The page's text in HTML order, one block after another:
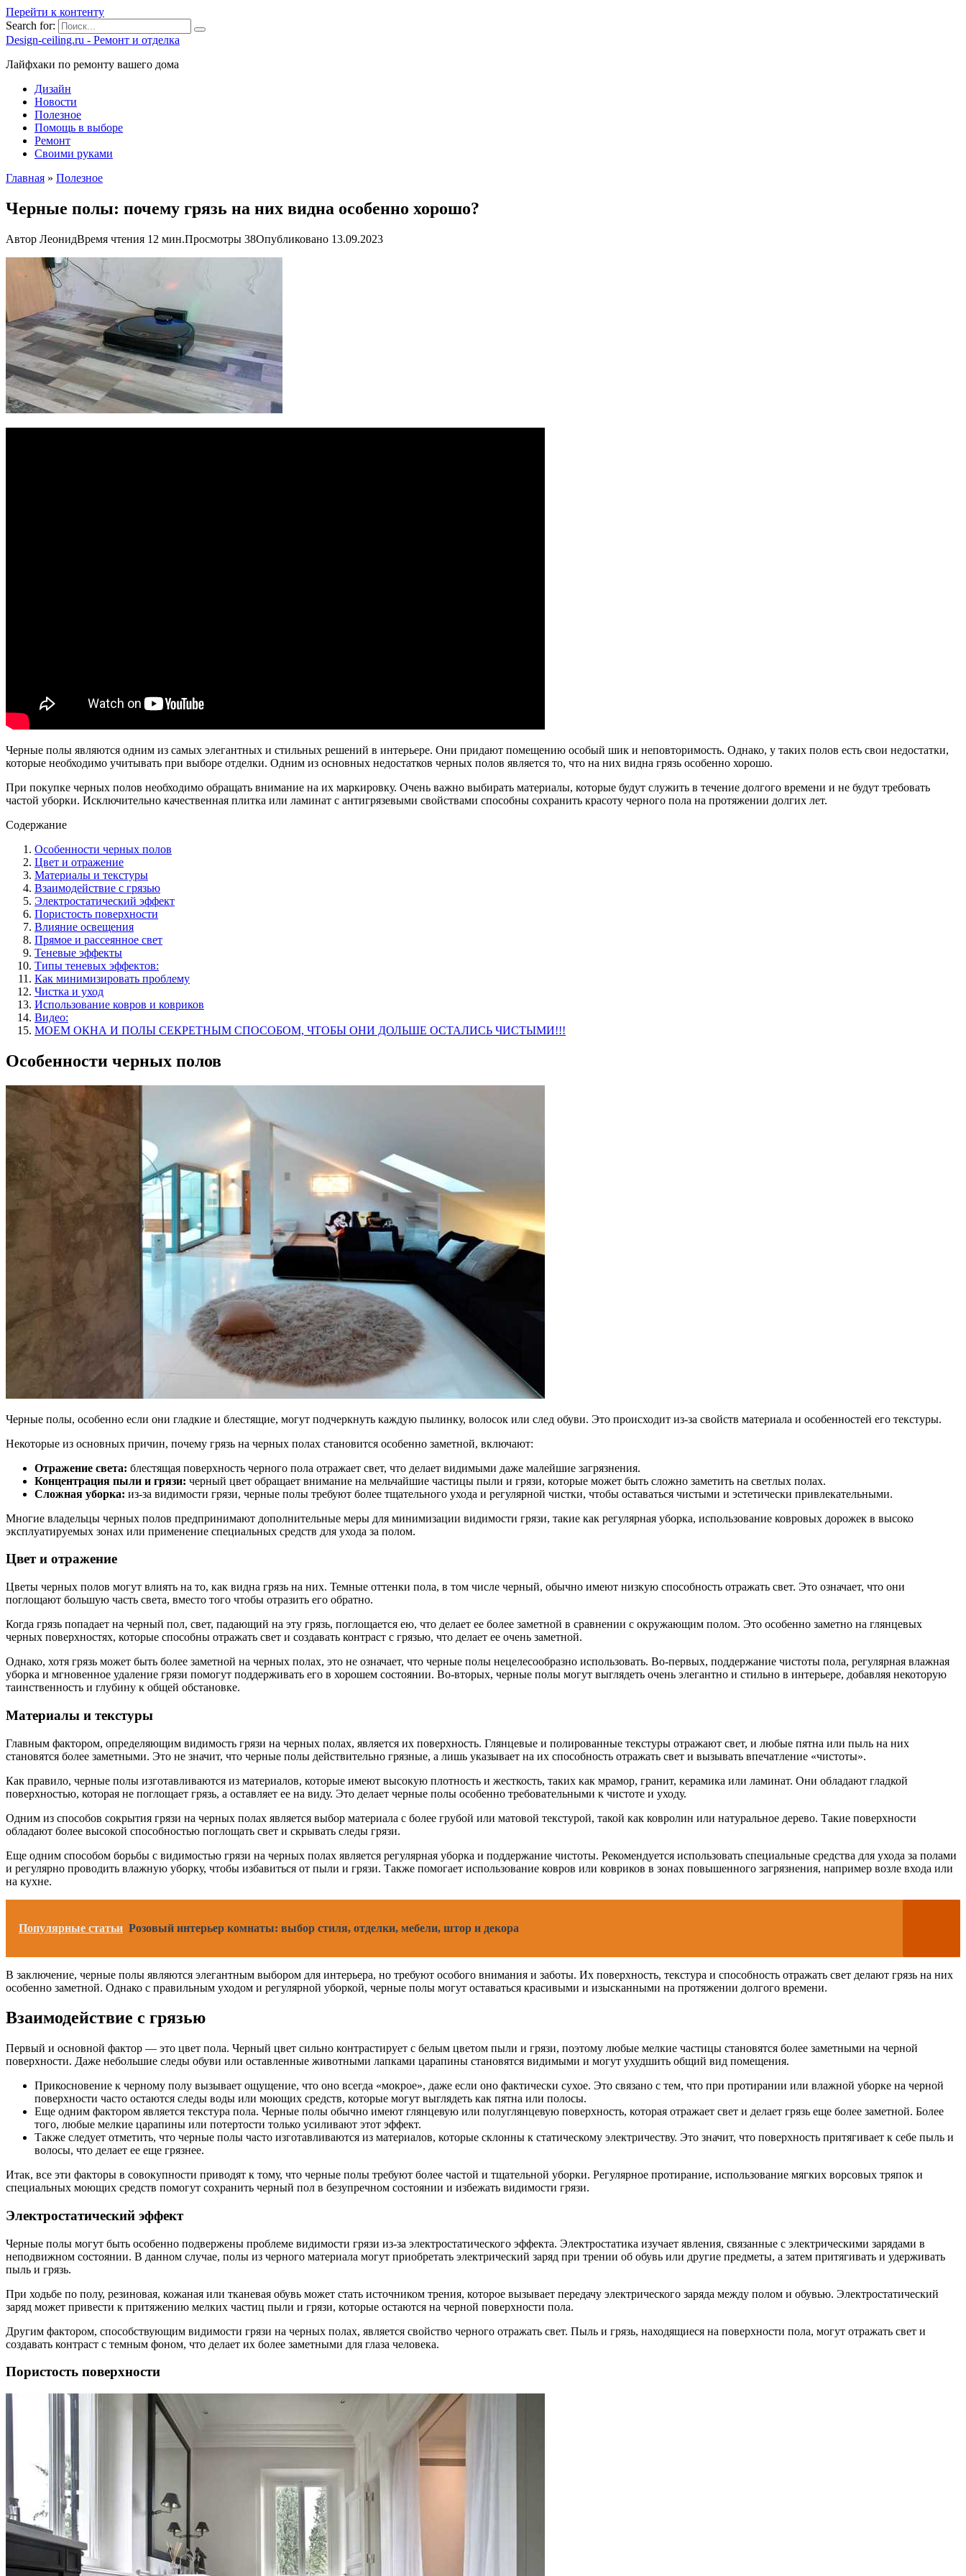
Перейти к контенту
Search for:
Design-ceiling.ru - Ремонт и отделка
Лайфхаки по ремонту вашего дома
Дизайн
Новости
Полезное
Помощь в выборе
Ремонт
Своими руками
Главная » Полезное
Черные полы: почему грязь на них видна особенно хорошо?
Автор ЛеонидВремя чтения 12 мин.Просмотры 38Опубликовано 13.09.2023
Черные полы являются одним из самых элегантных и стильных решений в интерьере. Они придают помещению особый шик и неповторимость. Однако, у таких полов есть свои недостатки,
которые необходимо учитывать при выборе отделки. Одним из основных недостатков черных полов является то, что на них видна грязь особенно хорошо.
При покупке черных полов необходимо обращать внимание на их маркировку. Очень важно выбирать материалы, которые будут служить в течение долгого времени и не будут требовать
частой уборки. Исключительно качественная плитка или ламинат с антигрязевыми свойствами способны сохранить красоту черного пола на протяжении долгих лет.
Содержание
Особенности черных полов
Цвет и отражение
Материалы и текстуры
Взаимодействие с грязью
Электростатический эффект
Пористость поверхности
Влияние освещения
Прямое и рассеянное свет
Теневые эффекты
Типы теневых эффектов:
Как минимизировать проблему
Чистка и уход
Использование ковров и ковриков
Видео:
МОЕМ ОКНА И ПОЛЫ СЕКРЕТНЫМ СПОСОБОМ, ЧТОБЫ ОНИ ДОЛЬШЕ ОСТАЛИСЬ ЧИСТЫМИ!!!
Особенности черных полов
Черные полы, особенно если они гладкие и блестящие, могут подчеркнуть каждую пылинку, волосок или след обуви. Это происходит из-за свойств материала и особенностей его текстуры.
Некоторые из основных причин, почему грязь на черных полах становится особенно заметной, включают:
Отражение света: блестящая поверхность черного пола отражает свет, что делает видимыми даже малейшие загрязнения.
Концентрация пыли и грязи: черный цвет обращает внимание на мельчайшие частицы пыли и грязи, которые может быть сложно заметить на светлых полах.
Сложная уборка: из-за видимости грязи, черные полы требуют более тщательного ухода и регулярной чистки, чтобы оставаться чистыми и эстетически привлекательными.
Многие владельцы черных полов предпринимают дополнительные меры для минимизации видимости грязи, такие как регулярная уборка, использование ковровых дорожек в высоко
эксплуатируемых зонах или применение специальных средств для ухода за полом.
Цвет и отражение
Цветы черных полов могут влиять на то, как видна грязь на них. Темные оттенки пола, в том числе черный, обычно имеют низкую способность отражать свет. Это означает, что они
поглощают большую часть света, вместо того чтобы отразить его обратно.
Когда грязь попадает на черный пол, свет, падающий на эту грязь, поглощается ею, что делает ее более заметной в сравнении с окружающим полом. Это особенно заметно на глянцевых
черных поверхностях, которые способны отражать свет и создавать контраст с грязью, что делает ее очень заметной.
Однако, хотя грязь может быть более заметной на черных полах, это не означает, что черные полы нецелесообразно использовать. Во-первых, поддержание чистоты пола, регулярная влажная
уборка и мгновенное удаление грязи помогут поддерживать его в хорошем состоянии. Во-вторых, черные полы могут выглядеть очень элегантно и стильно в интерьере, добавляя некоторую
таинственность и глубину к общей обстановке.
Материалы и текстуры
Главным фактором, определяющим видимость грязи на черных полах, является их поверхность. Глянцевые и полированные текстуры отражают свет, и любые пятна или пыль на них
становятся более заметными. Это не значит, что черные полы действительно грязные, а лишь указывает на их способность отражать свет и вызывать впечатление «чистоты».
Как правило, черные полы изготавливаются из материалов, которые имеют высокую плотность и жесткость, таких как мрамор, гранит, керамика или ламинат. Они обладают гладкой
поверхностью, которая не поглощает грязь, а оставляет ее на виду. Это делает черные полы особенно требовательными к чистоте и уходу.
Одним из способов сокрытия грязи на черных полах является выбор материала с более грубой или матовой текстурой, такой как ковролин или натуральное дерево. Такие поверхности
обладают более высокой способностью поглощать свет и скрывать следы грязи.
Еще одним способом борьбы с видимостью грязи на черных полах является регулярная уборка и поддержание чистоты. Рекомендуется использовать специальные средства для ухода за полами
и регулярно проводить влажную уборку, чтобы избавиться от пыли и грязи. Также помогает использование ковров или ковриков в зонах повышенного загрязнения, например возле входа или
на кухне.
Популярные статьи Розовый интерьер комнаты: выбор стиля, отделки, мебели, штор и декора
В заключение, черные полы являются элегантным выбором для интерьера, но требуют особого внимания и заботы. Их поверхность, текстура и способность отражать свет делают грязь на них
особенно заметной. Однако с правильным уходом и регулярной уборкой, черные полы могут оставаться красивыми и изысканными на протяжении долгого времени.
Взаимодействие с грязью
Первый и основной фактор — это цвет пола. Черный цвет сильно контрастирует с белым цветом пыли и грязи, поэтому любые мелкие частицы становятся более заметными на черной
поверхности. Даже небольшие следы обуви или оставленные животными лапками царапины становятся видимыми и могут ухудшить общий вид помещения.
Прикосновение к черному полу вызывает ощущение, что оно всегда «мокрое», даже если оно фактически сухое. Это связано с тем, что при протирании или влажной уборке на черной
поверхности часто остаются следы воды или моющих средств, которые могут выглядеть как пятна или полосы.
Еще одним фактором является текстура пола. Черные полы обычно имеют глянцевую или полуглянцевую поверхность, которая отражает свет и делает грязь еще более заметной. Более
того, любые мелкие царапины или потертости только усиливают этот эффект.
Также следует отметить, что черные полы часто изготавливаются из материалов, которые склонны к статическому электричеству. Это значит, что поверхность притягивает к себе пыль и
волосы, что делает ее еще грязнее.
Итак, все эти факторы в совокупности приводят к тому, что черные полы требуют более частой и тщательной уборки. Регулярное протирание, использование мягких ворсовых тряпок и
специальных моющих средств помогут сохранить черный пол в безупречном состоянии и избежать видимости грязи.
Электростатический эффект
Черные полы могут быть особенно подвержены проблеме видимости грязи из-за электростатического эффекта. Электростатика изучает явления, связанные с электрическими зарядами в
неподвижном состоянии. В данном случае, полы из черного материала могут приобретать электрический заряд при трении об обувь или другие предметы, а затем притягивать и удерживать
пыль и грязь.
При ходьбе по полу, резиновая, кожаная или тканевая обувь может стать источником трения, которое вызывает передачу электрического заряда между полом и обувью. Электростатический
заряд может привести к притяжению мелких частиц пыли и грязи, которые остаются на черной поверхности пола.
Другим фактором, способствующим видимости грязи на черных полах, является свойство черного отражать свет. Пыль и грязь, находящиеся на поверхности пола, могут отражать свет и
создавать контраст с темным фоном, что делает их более заметными для глаза человека.
Пористость поверхности